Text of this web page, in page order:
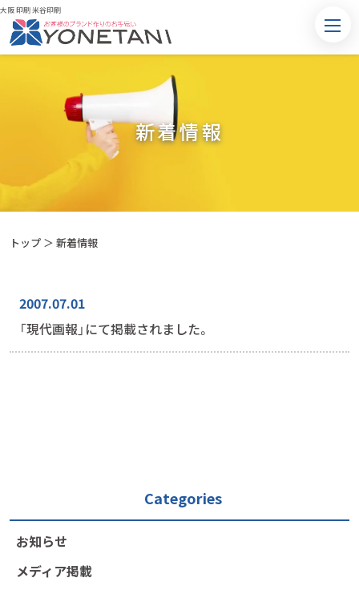
大阪 印刷 米谷印刷
新着情報
トップ ＞ 新着情報
2007.07.01
「現代画報」にて掲載されました。
Categories
お知らせ
メディア掲載